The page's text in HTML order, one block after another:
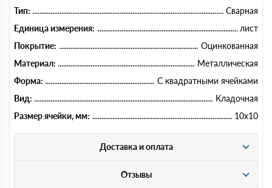
Тип:
Сварная
Единица измерения:
лист
Покрытие:
Оцинкованная
Материал:
Металлическая
Форма:
С квадратными ячейками
Вид:
Кладочная
Размер ячейки, мм:
10х10
Доставка и оплата
Отзывы